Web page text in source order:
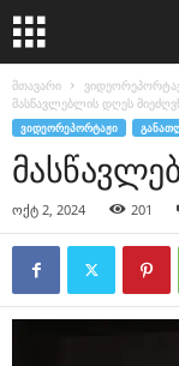
მთავარი
მასწავლებლის დღეს
ᲕᲘᲓᲔᲝᲠᲔᲞᲝᲠᲢᲐᲟᲘ
ოქტ 2, 2024 201